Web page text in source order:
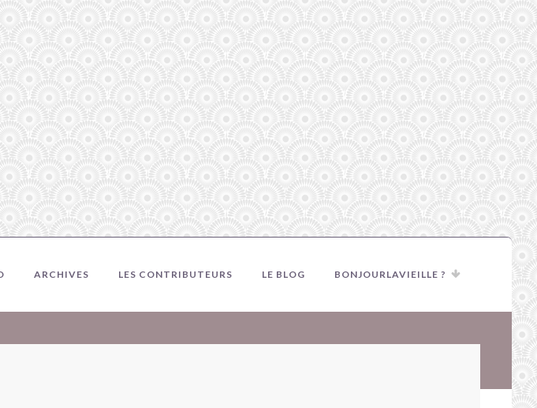
ARCHIVES LES CONTRIBUTEURS LE BLOG BONJOURLAVIEILLE ?